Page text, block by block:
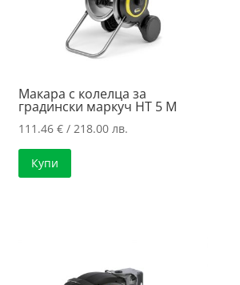
Макара с колелца за
градински маркуч HT 5 M
111.46€ / 218.00 лв.
Купи